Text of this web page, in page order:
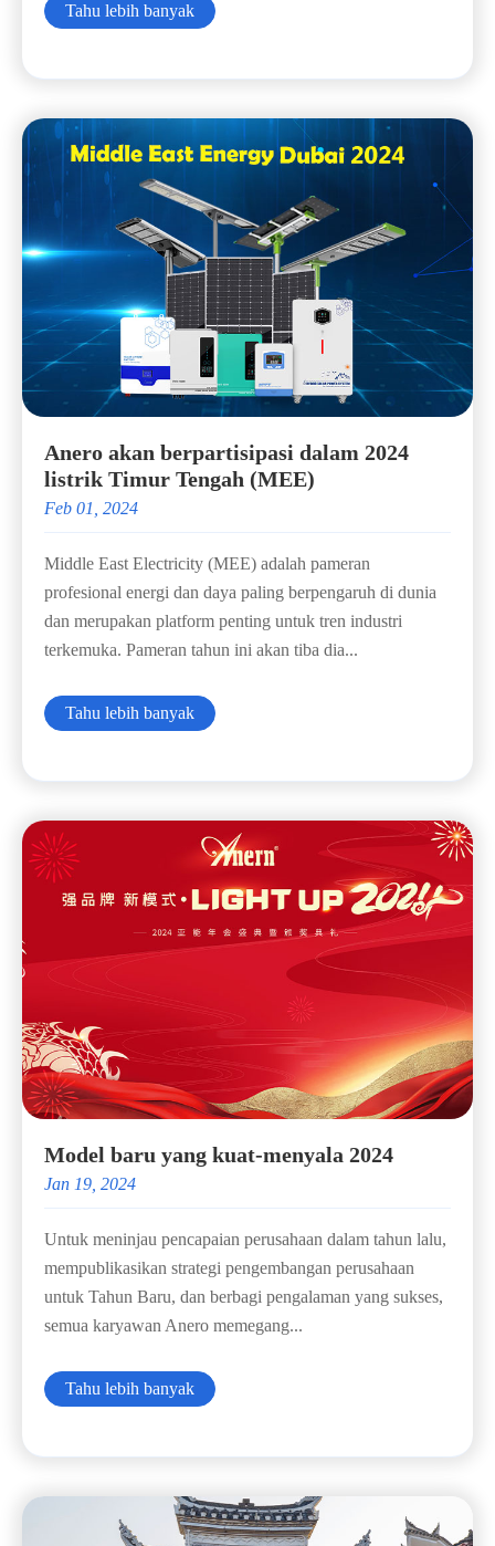
Tahu lebih banyak
Anero akan berpartisipasi dalam 2024
listrik Timur Tengah (MEE)
Feb 01, 2024
Middle East Electricity (MEE) adalah pameran
profesional energi dan daya paling berpengaruh di dunia
dan merupakan platform penting untuk tren industri
terkemuka. Pameran tahun ini akan tiba dia...
Tahu lebih banyak
Model baru yang kuat-menyala 2024
Jan 19, 2024
Untuk meninjau pencapaian perusahaan dalam tahun lalu,
mempublikasikan strategi pengembangan perusahaan
untuk Tahun Baru, dan berbagi pengalaman yang sukses,
semua karyawan Anero memegang...
Tahu lebih banyak